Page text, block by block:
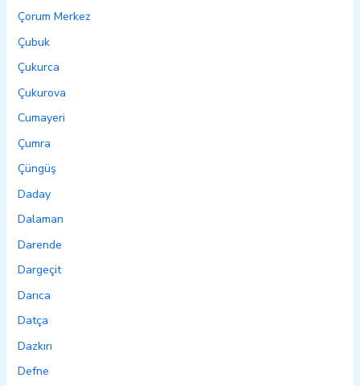
Çorum Merkez
Çubuk
Çukurca
Çukurova
Cumayeri
Çumra
Çüngüş
Daday
Dalaman
Darende
Dargeçit
Darıca
Datça
Dazkırı
Defne